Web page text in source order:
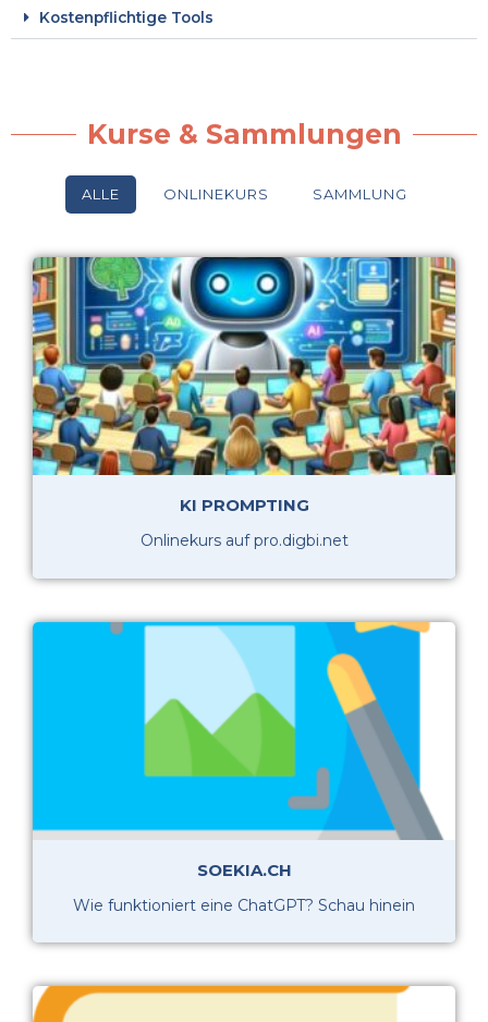
Kostenpflichtige Tools
Kurse & Sammlungen
ALLE ONLINEKURS SAMMLUNG
KI PROMPTING
Onlinekurs auf pro.digbi.net
SOEKIA.CH
Wie funktioniert eine ChatGPT? Schau hinein